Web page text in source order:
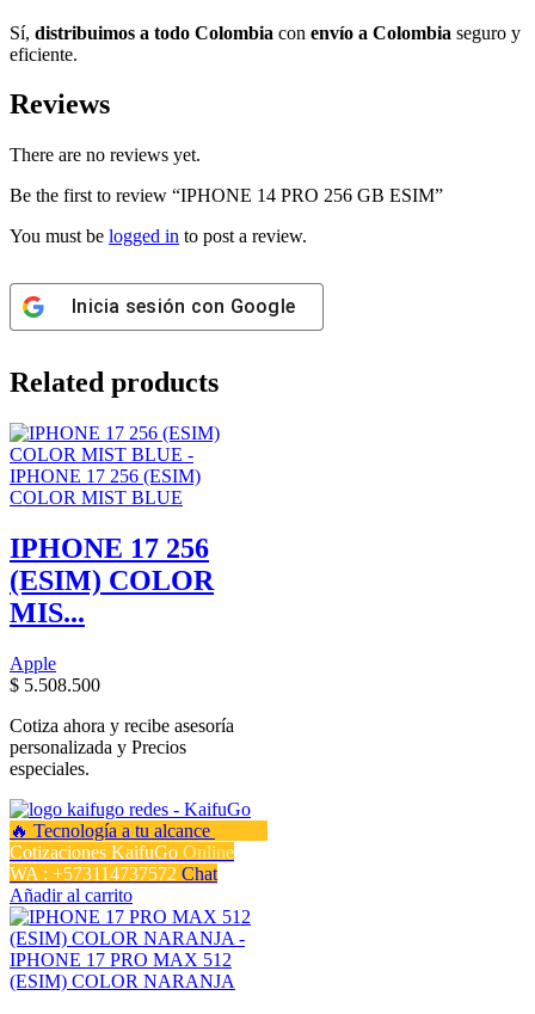
Sí, distribuimos a todo Colombia con envío a Colombia seguro y
eficiente.
Reviews
There are no reviews yet.
Be the first to review “IPHONE 14 PRO 256 GB ESIM”
You must be logged in to post a review.
Inicia sesión con Google
Related products
IPHONE 17 256
(ESIM) COLOR
MIS...
Apple
$ 5.508.500
Cotiza ahora y recibe asesoría
personalizada y Precios
especiales.
Cotizaciones KaifuGo Online
WA : +573114737572 Chat
Añadir al carrito